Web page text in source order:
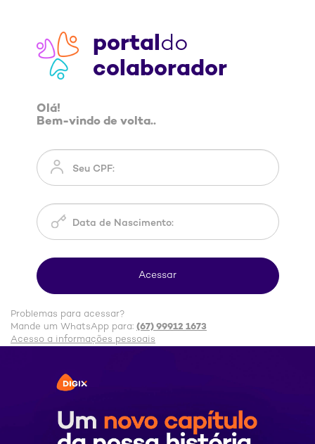
portaldo
colaborador
Olá!
Bem-vindo de volta..
Problemas para acessar?
Mande um WhatsApp para: (67) 99912 1673
Acesso a informações pessoais